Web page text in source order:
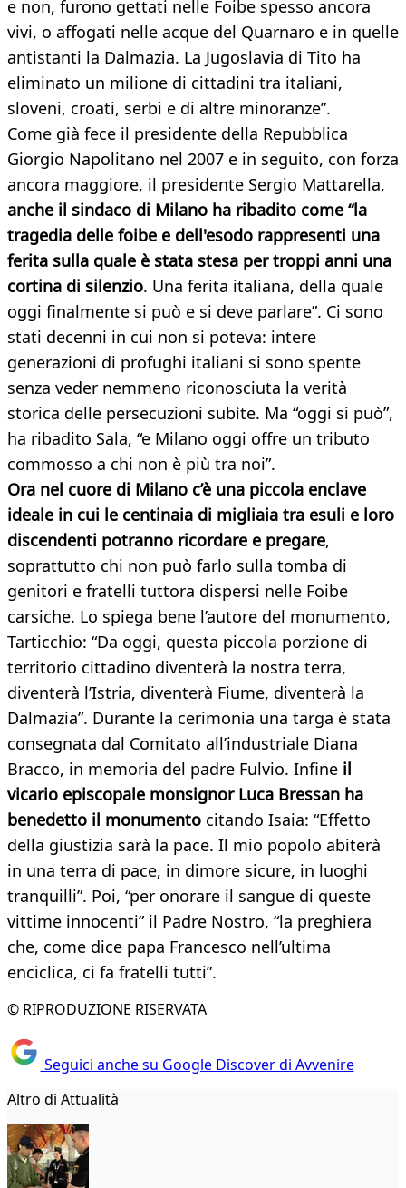
e non, furono gettati nelle Foibe spesso ancora
vivi, o affogati nelle acque del Quarnaro e in quelle
antistanti la Dalmazia. La Jugoslavia di Tito ha
eliminato un milione di cittadini tra italiani,
sloveni, croati, serbi e di altre minoranze”.
Come già fece il presidente della Repubblica
Giorgio Napolitano nel 2007 e in seguito, con forza
ancora maggiore, il presidente Sergio Mattarella,
anche il sindaco di Milano ha ribadito come “la
tragedia delle foibe e dell'esodo rappresenti una
ferita sulla quale è stata stesa per troppi anni una
cortina di silenzio. Una ferita italiana, della quale
oggi finalmente si può e si deve parlare”. Ci sono
stati decenni in cui non si poteva: intere
generazioni di profughi italiani si sono spente
senza veder nemmeno riconosciuta la verità
storica delle persecuzioni subìte. Ma “oggi si può”,
ha ribadito Sala, “e Milano oggi offre un tributo
commosso a chi non è più tra noi”.
Ora nel cuore di Milano c’è una piccola enclave
ideale in cui le centinaia di migliaia tra esuli e loro
discendenti potranno ricordare e pregare,
soprattutto chi non può farlo sulla tomba di
genitori e fratelli tuttora dispersi nelle Foibe
carsiche. Lo spiega bene l’autore del monumento,
Tarticchio: “Da oggi, questa piccola porzione di
territorio cittadino diventerà la nostra terra,
diventerà l’Istria, diventerà Fiume, diventerà la
Dalmazia”. Durante la cerimonia una targa è stata
consegnata dal Comitato all’industriale Diana
Bracco, in memoria del padre Fulvio. Infine il
vicario episcopale monsignor Luca Bressan ha
benedetto il monumento citando Isaia: “Effetto
della giustizia sarà la pace. Il mio popolo abiterà
in una terra di pace, in dimore sicure, in luoghi
tranquilli”. Poi, “per onorare il sangue di queste
vittime innocenti” il Padre Nostro, “la preghiera
che, come dice papa Francesco nell’ultima
enciclica, ci fa fratelli tutti”.
© RIPRODUZIONE RISERVATA
Seguici anche su Google Discover di Avvenire
Altro di Attualità